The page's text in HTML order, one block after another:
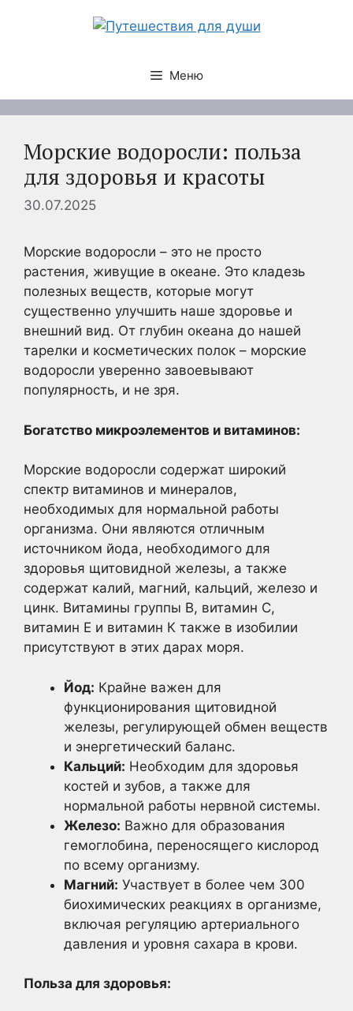
Меню
Морские водоросли: польза
для здоровья и красоты
30.07.2025
Морские водоросли – это не просто
растения, живущие в океане. Это кладезь
полезных веществ, которые могут
существенно улучшить наше здоровье и
внешний вид. От глубин океана до нашей
тарелки и косметических полок – морские
водоросли уверенно завоевывают
популярность, и не зря.
Богатство микроэлементов и витаминов:
Морские водоросли содержат широкий
спектр витаминов и минералов,
необходимых для нормальной работы
организма. Они являются отличным
источником йода, необходимого для
здоровья щитовидной железы, а также
содержат калий, магний, кальций, железо и
цинк. Витамины группы В, витамин С,
витамин Е и витамин К также в изобилии
присутствуют в этих дарах моря.
Йод: Крайне важен для
функционирования щитовидной
железы, регулирующей обмен веществ
и энергетический баланс.
Кальций: Необходим для здоровья
костей и зубов, а также для
нормальной работы нервной системы.
Железо: Важно для образования
гемоглобина, переносящего кислород
по всему организму.
Магний: Участвует в более чем 300
биохимических реакциях в организме,
включая регуляцию артериального
давления и уровня сахара в крови.
Польза для здоровья: